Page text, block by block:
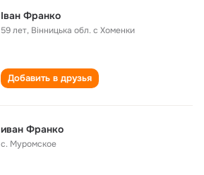
Іван Франко
59 лет, Вінницька обл. с Хоменки
Добавить в друзья
иван Франко
с. Муромское